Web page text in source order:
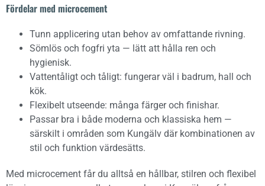
Fördelar med microcement
Tunn applicering utan behov av omfattande rivning.
Sömlös och fogfri yta — lätt att hålla ren och
hygienisk.
Vattentåligt och tåligt: fungerar väl i badrum, hall och
kök.
Flexibelt utseende: många färger och finishar.
Passar bra i både moderna och klassiska hem —
särskilt i områden som Kungälv där kombinationen av
stil och funktion värdesätts.
Med microcement får du alltså en hållbar, stilren och flexibel